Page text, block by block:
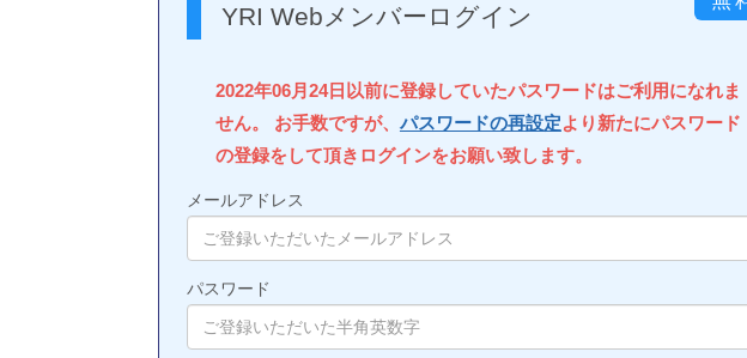
YRI Webメンバーログイン
2022年06月24日以前に登録していたパスワードはご利用になれま
せん。 お手数ですが、 パスワードの再設定より新たにパスワード
の登録をして頂きログインをお願い致します。
メールアドレス
パスワード